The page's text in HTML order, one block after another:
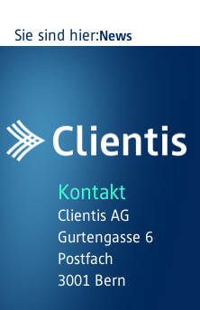
Sie sind hier:News
Kontakt
Clientis AG
Gurtengasse 6
Postfach
3001 Bern